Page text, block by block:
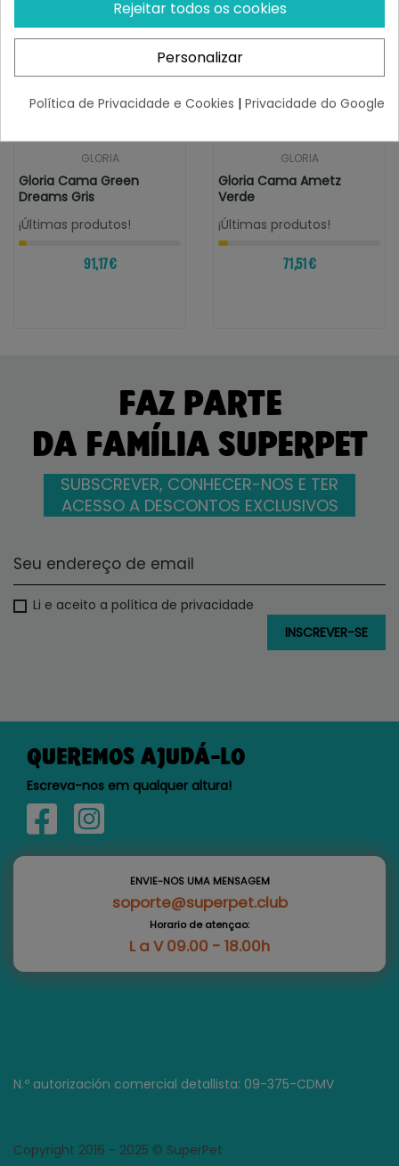
GLORIA
Gloria Cama Green
Dreams Gris
¡Últimas produtos!
91,17 €
GLORIA
Gloria Cama Ametz
Verde
¡Últimas produtos!
71,51 €
FAZ PARTE
DA FAMÍLIA SUPERPET
SUBSCREVER, CONHECER-NOS E TER
ACESSO A DESCONTOS EXCLUSIVOS
Li e aceito a política de privacidade
QUEREMOS AJUDÁ-LO
Escreva-nos em qualquer altura!
ENVIE-NOS UMA MENSAGEM
soporte@superpet.club
Horario de atençao:
L a V 09.00 - 18.00h
N.º autorización comercial detallista: 09-375-CDMV
Copyright 2016 - 2025 © SuperPet
Rejeitar todos os cookies
Personalizar
Política de Privacidade e Cookies | Privacidade do Google